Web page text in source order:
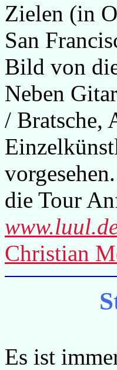
Zielen (in
San
Bild von
Neben
/ Bratsche,
die Tour
Christian
Es ist